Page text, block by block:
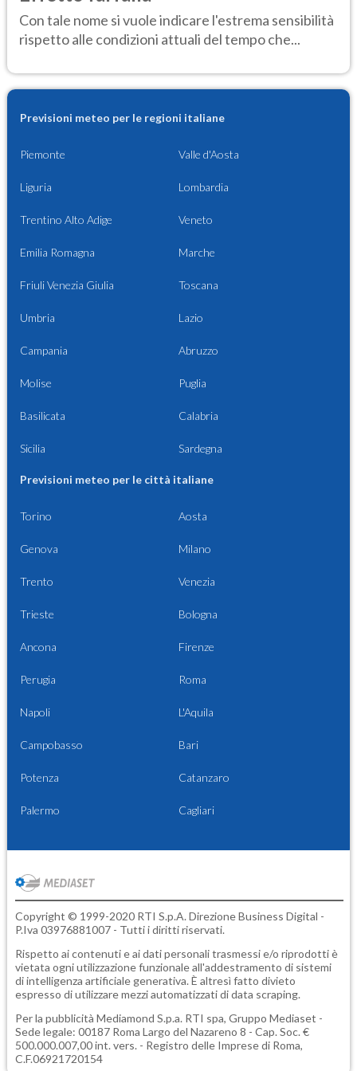
Con tale nome si vuole indicare l'estrema sensibilità
rispetto alle condizioni attuali del tempo che...
Previsioni meteo per le regioni italiane
Piemonte Valle d'Aosta
Liguria Lombardia
Trentino Alto Adige Veneto
Emilia Romagna Marche
Friuli Venezia Giulia Toscana
Umbria Lazio
Campania Abruzzo
Molise Puglia
Basilicata Calabria
Sicilia Sardegna
Previsioni meteo per le città italiane
Torino Aosta
Genova Milano
Trento Venezia
Trieste Bologna
Ancona Firenze
Perugia Roma
Napoli L'Aquila
Campobasso Bari
Potenza Catanzaro
Palermo Cagliari
Copyright © 1999-2020 RTI S.p.A. Direzione Business Digital -
P.Iva 03976881007 - Tutti i diritti riservati.
Rispetto ai contenuti e ai dati personali trasmessi e/o riprodotti è
vietata ogni utilizzazione funzionale all'addestramento di sistemi
di intelligenza artificiale generativa. È altresì fatto divieto
espresso di utilizzare mezzi automatizzati di data scraping.
Per la pubblicità Mediamond S.p.a. RTI spa, Gruppo Mediaset -
Sede legale: 00187 Roma Largo del Nazareno 8 - Cap. Soc. €
500.000.007,00 int. vers. - Registro delle Imprese di Roma,
C.F.06921720154